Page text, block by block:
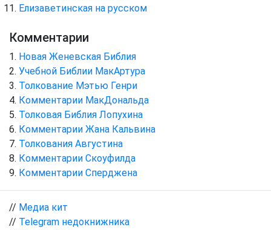
Елизаветинская на русском
Комментарии
Новая Женевская Библия
Учебной Библии МакАртура
Толкование Мэтью Генри
Комментарии МакДональда
Толковая Библия Лопухина
Комментарии Жана Кальвина
Толкования Августина
Комментарии Скоуфилда
Комментарии Сперджена
// Медиа кит
// Telegram недокнижника